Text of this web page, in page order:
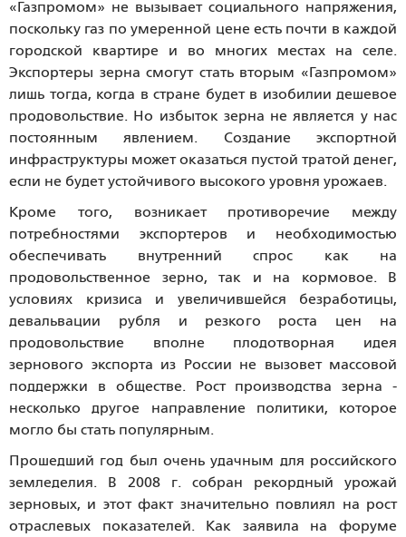
«Газпромом» не вызывает социального напряжения,
поскольку газ по умеренной цене есть почти в каждой
городской квартире и во многих местах на селе.
Экспортеры зерна смогут стать вторым «Газпромом»
лишь тогда, когда в стране будет в изобилии дешевое
продовольствие. Но избыток зерна не является у нас
постоянным явлением. Создание экспортной
инфраструктуры может оказаться пустой тратой денег,
если не будет устойчивого высокого уровня урожаев.
Кроме того, возникает противоречие между
потребностями экспортеров и необходимостью
обеспечивать внутренний спрос как на
продовольственное зерно, так и на кормовое. В
условиях кризиса и увеличившейся безработицы,
девальвации рубля и резкого роста цен на
продовольствие вполне плодотворная идея
зернового экспорта из России не вызовет массовой
поддержки в обществе. Рост производства зерна -
несколько другое направление политики, которое
могло бы стать популярным.
Прошедший год был очень удачным для российского
земледелия. В 2008 г. собран рекордный урожай
зерновых, и этот факт значительно повлиял на рост
отраслевых показателей. Как заявила на форуме